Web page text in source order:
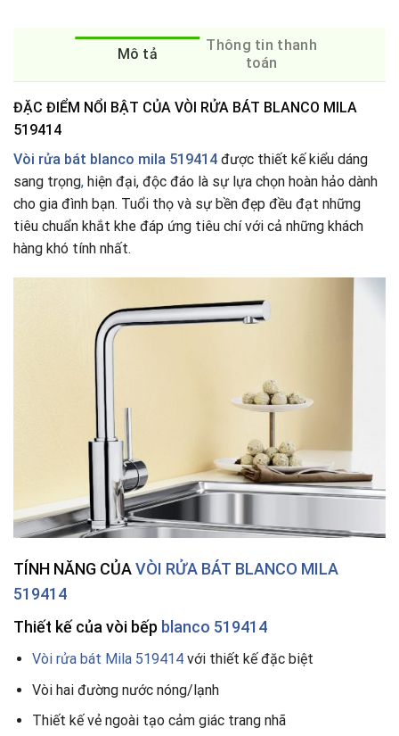
Mô tả
Thông tin thanh
toán
ĐẶC ĐIỂM NỔI BẬT CỦA VÒI RỬA BÁT BLANCO MILA
519414
Vòi rửa bát blanco mila 519414 được thiết kế kiểu dáng
sang trọng, hiện đại, độc đáo là sự lựa chọn hoàn hảo dành
cho gia đình bạn. Tuổi thọ và sự bền đẹp đều đạt những
tiêu chuẩn khắt khe đáp ứng tiêu chí với cả những khách
hàng khó tính nhất.
TÍNH NĂNG CỦAVÒI RỬA BÁT BLANCO MILA
519414
Thiết kế của vòi bếp blanco 519414
Vòi rửa bát Mila 519414với thiết kế đặc biệt
Vòi hai đường nước nóng/lạnh
Thiết kế vẻ ngoài tạo cảm giác trang nhã